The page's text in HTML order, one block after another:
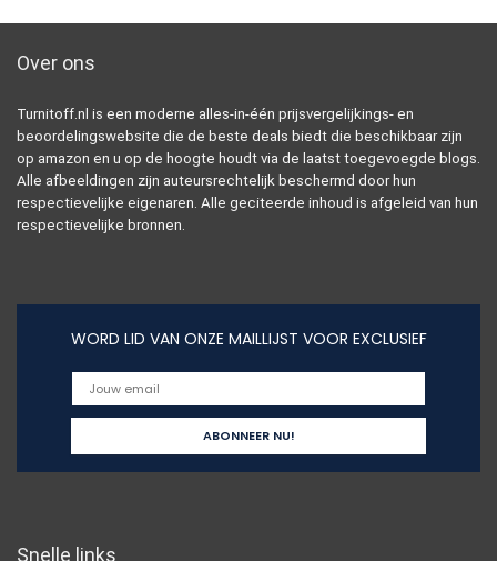
Over ons
Turnitoff.nl is een moderne alles-in-één prijsvergelijkings- en
beoordelingswebsite die de beste deals biedt die beschikbaar zijn
op amazon en u op de hoogte houdt via de laatst toegevoegde blogs.
Alle afbeeldingen zijn auteursrechtelijk beschermd door hun
respectievelijke eigenaren. Alle geciteerde inhoud is afgeleid van hun
respectievelijke bronnen.
WORD LID VAN ONZE MAILLIJST VOOR EXCLUSIEF
Snelle links